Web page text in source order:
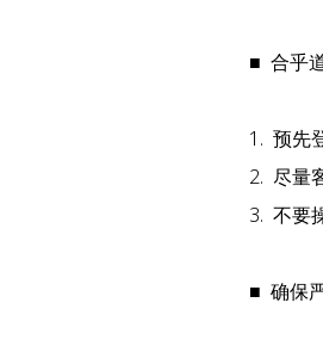
■ 合乎
1. 预先
2. 尽量
3. 不要
■ 确保